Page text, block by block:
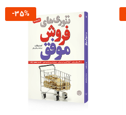
-35%